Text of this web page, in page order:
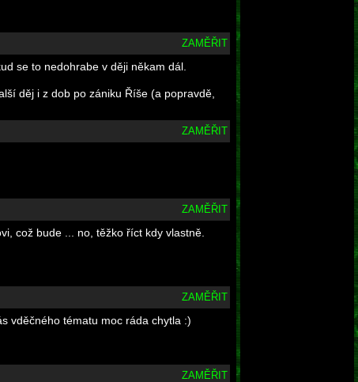
ZAMĚŘIT
se to nedohrabe v ději někam dál.
děj i z dob po zániku Říše (a popravdě,
ZAMĚŘIT
ZAMĚŘIT
což bude ... no, těžko říct kdy vlastně.
ZAMĚŘIT
vděčného tématu moc ráda chytla :)
ZAMĚŘIT